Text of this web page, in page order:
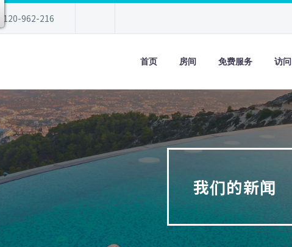
0120-962-216
首页 房间 免费服务 访问
我们的新闻